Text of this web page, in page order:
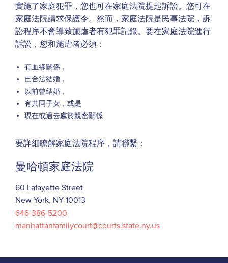
實施了家庭犯罪，您也可在家庭法院提起訴訟。您可在
家庭法院請求保護令。然而，家庭法院是民事法院，訴
訟程序不會導致施虐者有犯罪記錄。要在家庭法院進行
訴訟，您和施虐者必須：
有血緣關係，
已合法結婚，
以前曾結婚，
有共同子女，或是
現在或過去處於親密關係
要詳細瞭解家庭法院程序，請聯繫：
曼哈頓家庭法院
60 Lafayette Street
New York, NY 10013
646-386-5200
manhattanfamilycourt@courts.state.ny.us